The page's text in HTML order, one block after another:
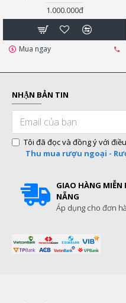
1.000.000đ
Mua ngay
NHẬN BẢN TIN
Tôi đã đọc và đồng ý với
Thu mua rượu ngoại -
GIAO HÀNG
NẴNG
Áp dụng cho đơn